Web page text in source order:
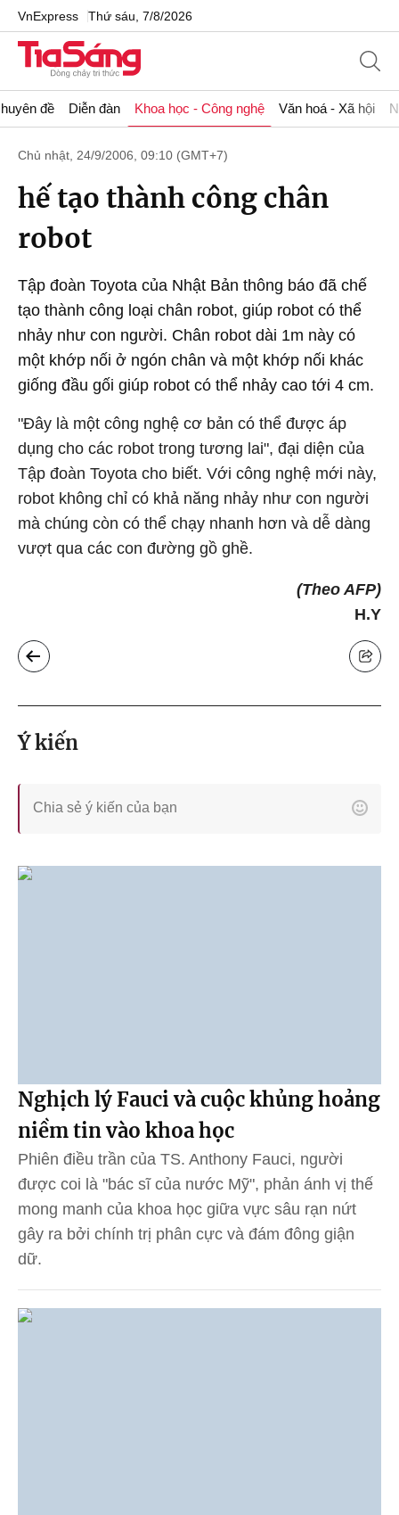
VnExpress Thứ sáu, 7/8/2026
đề Diễn đàn Khoa học - Công nghệ Văn hoá - Xã hội
Chủ nhật, 24/9/2006, 09:10 (GMT+7)
hế tạo thành công chân
robot
Tập đoàn Toyota của Nhật Bản thông báo đã chế
tạo thành công loại chân robot, giúp robot có thể
nhảy như con người. Chân robot dài 1m này có
một khớp nối ở ngón chân và một khớp nối khác
giống đầu gối giúp robot có thể nhảy cao tới 4 cm.
"Đây là một công nghệ cơ bản có thể được áp
dụng cho các robot trong tương lai", đại diện của
Tập đoàn Toyota cho biết. Với công nghệ mới này,
robot không chỉ có khả năng nhảy như con người
mà chúng còn có thể chạy nhanh hơn và dễ dàng
vượt qua các con đường gồ ghề.
(Theo AFP)
H.Y
Ý kiến
Nghịch lý Fauci và cuộc khủng hoảng
niềm tin vào khoa học
Phiên điều trần của TS. Anthony Fauci, người
được coi là "bác sĩ của nước Mỹ", phản ánh vị thế
mong manh của khoa học giữa vực sâu rạn nứt
gây ra bởi chính trị phân cực và đám đông giận
dữ.